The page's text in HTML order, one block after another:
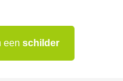
een schilder